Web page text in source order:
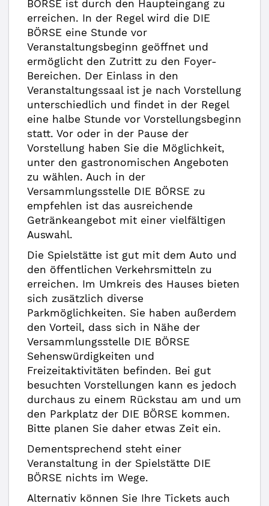
BÖRSE ist durch den Haupteingang zu
erreichen. In der Regel wird die DIE
BÖRSE eine Stunde vor
Veranstaltungsbeginn geöffnet und
ermöglicht den Zutritt zu den Foyer-
Bereichen. Der Einlass in den
Veranstaltungssaal ist je nach Vorstellung
unterschiedlich und findet in der Regel
eine halbe Stunde vor Vorstellungsbeginn
statt. Vor oder in der Pause der
Vorstellung haben Sie die Möglichkeit,
unter den gastronomischen Angeboten
zu wählen. Auch in der
Versammlungsstelle DIE BÖRSE zu
empfehlen ist das ausreichende
Getränkeangebot mit einer vielfältigen
Auswahl.
Die Spielstätte ist gut mit dem Auto und
den öffentlichen Verkehrsmitteln zu
erreichen. Im Umkreis des Hauses bieten
sich zusätzlich diverse
Parkmöglichkeiten. Sie haben außerdem
den Vorteil, dass sich in Nähe der
Versammlungsstelle DIE BÖRSE
Sehenswürdigkeiten und
Freizeitaktivitäten befinden. Bei gut
besuchten Vorstellungen kann es jedoch
durchaus zu einem Rückstau am und um
den Parkplatz der DIE BÖRSE kommen.
Bitte planen Sie daher etwas Zeit ein.
Dementsprechend steht einer
Veranstaltung in der Spielstätte DIE
BÖRSE nichts im Wege.
Alternativ können Sie Ihre Tickets auch